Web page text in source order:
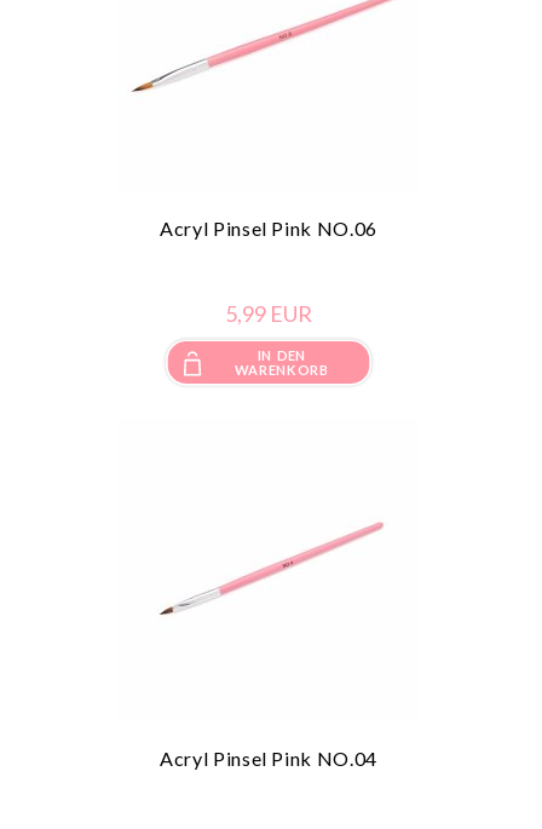
Acryl Pinsel Pink NO.06
5,99 EUR
IN DEN
WARENKORB
Acryl Pinsel Pink NO.04